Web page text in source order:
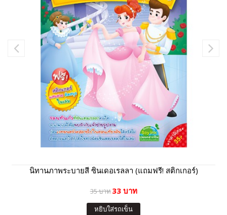
นิทานภาพระบายสี ซินเดอเรลลา (แถมฟรี! สติกเกอร์)
35 บาท33 บาท
หยิบใส่รถเข็น